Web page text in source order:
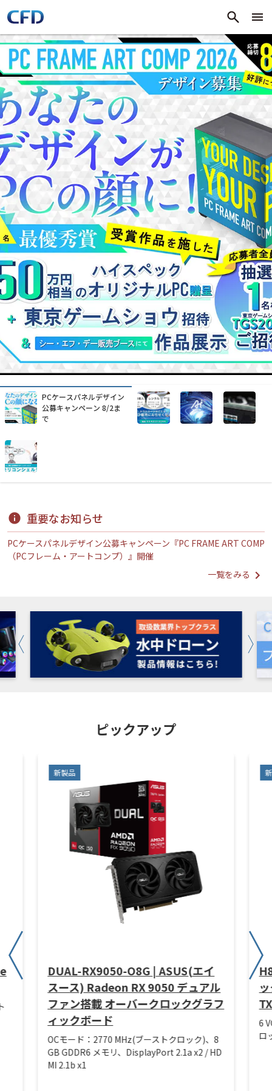
水中ドローンを使った業
務改善をお手伝いします
重要なお知らせ
PCケースパネルデザイン公募キャンペーン『PC FRAME ART COMP
（PCフレーム・アートコンプ）』開催
一覧をみる
ピックアップ
新製品
DUAL-RX9050-O8G | ASUS(エイ
スース) Radeon RX 9050 デュアル
ファン搭載 オーバークロックグラフ
ィックボード
OCモード：2770 MHz(ブーストクロック)、8
GB GDDR6 メモリ、DisplayPort 2.1a x2 / HD
MI 2.1b x1
6
ロ